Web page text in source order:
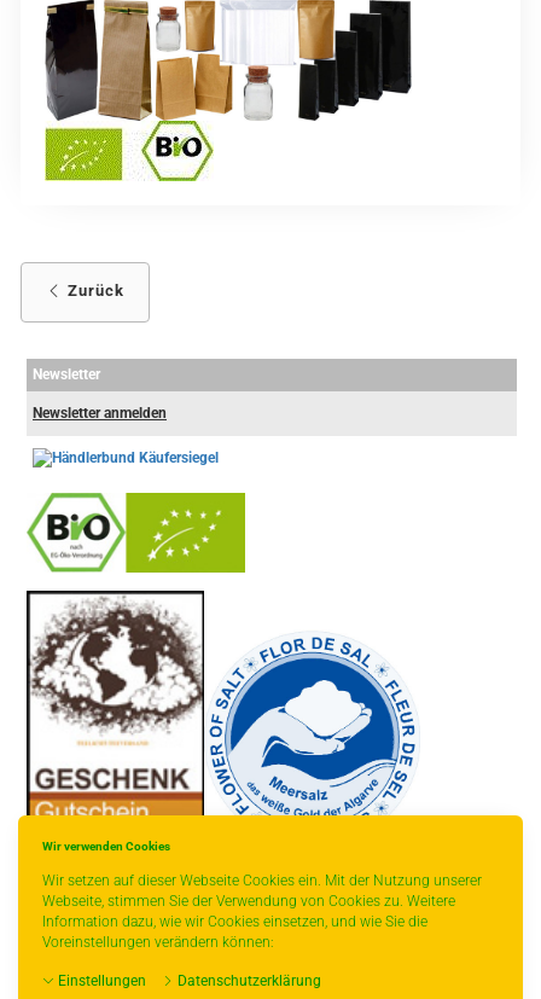
Wir verwenden Cookies
Wir setzen auf dieser Webseite Cookies ein. Mit der Nutzung unserer
Webseite, stimmen Sie der Verwendung von Cookies zu. Weitere
Information dazu, wie wir Cookies einsetzen, und wie Sie die
Voreinstellungen verändern können:
Einstellungen Datenschutzerklärung
Zurück
Newsletter
Newsletter anmelden
* gilt für Lieferungen innerhalb Deutschlands, Lieferzeiten für andere
Länder entnehmen Sie bitte der Schaltfläche mit den Versandinformationen.